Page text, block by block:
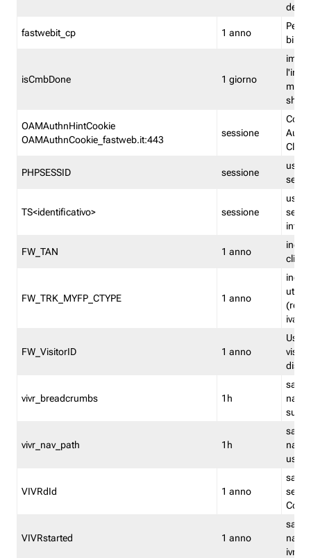
dei
fastwebit_cp 1 anno
isCmbDone 1 giorno
shp
OAMAuthnHintCookie
OAMAuthnCookie_fastweb.it:443
sessione
PHPSESSID sessione
TS<identificativo> sessione
FW_TAN 1 anno
FW_TRK_MYFP_CTYPE 1 anno
iva/
FW_VisitorID 1 anno
vivr_breadcrumbs 1h
salva
su
vivr_nav_path 1h
salva
VIVRdId 1 anno
salva
Convy
VIVRstarted 1 anno
salva
ivr